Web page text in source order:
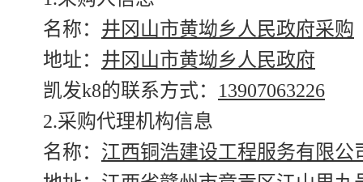
名称： 井冈山市黄坳乡人民政府采购
地址： 井冈山市黄坳乡人民政府
凯发k8的联系方式： 13907063226
2.采购代理机构信息
名称： 江西铜浩建设工程服务有限公